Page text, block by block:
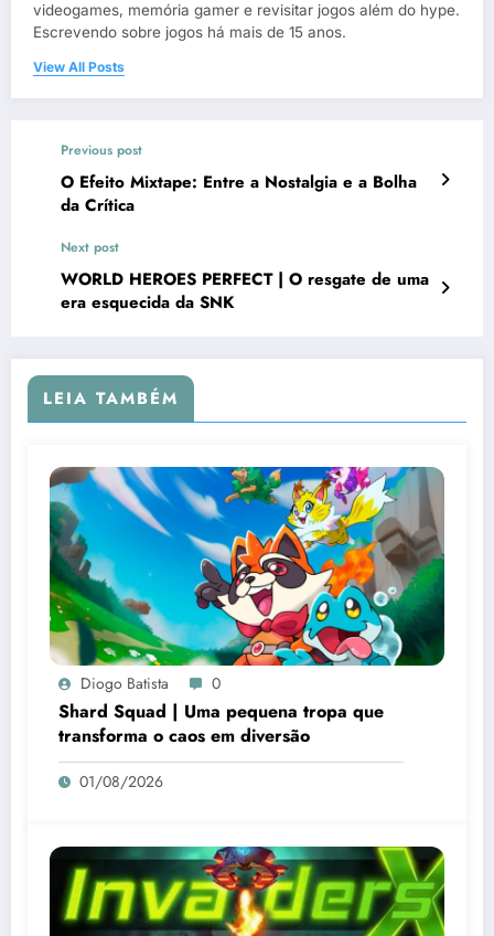
videogames, memória gamer e revisitar jogos além do hype.
Escrevendo sobre jogos há mais de 15 anos.
View All Posts
Previous post
O Efeito Mixtape: Entre a Nostalgia e a Bolha
da Crítica
Next post
WORLD HEROES PERFECT | O resgate de uma
era esquecida da SNK
LEIA TAMBÉM
Diogo Batista 0
Shard Squad | Uma pequena tropa que
transforma o caos em diversão
01/08/2026